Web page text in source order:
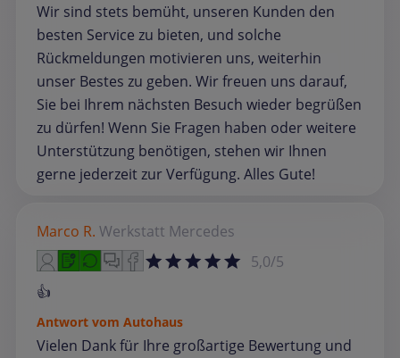
Wir sind stets bemüht, unseren Kunden den
besten Service zu bieten, und solche
Rückmeldungen motivieren uns, weiterhin
unser Bestes zu geben. Wir freuen uns darauf,
Sie bei Ihrem nächsten Besuch wieder begrüßen
zu dürfen! Wenn Sie Fragen haben oder weitere
Unterstützung benötigen, stehen wir Ihnen
gerne jederzeit zur Verfügung. Alles Gute!
Marco R. Werkstatt Mercedes
5,0/5
👍
Antwort vom Autohaus
Vielen Dank für Ihre großartige Bewertung und